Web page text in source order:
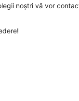
noștri vă vor